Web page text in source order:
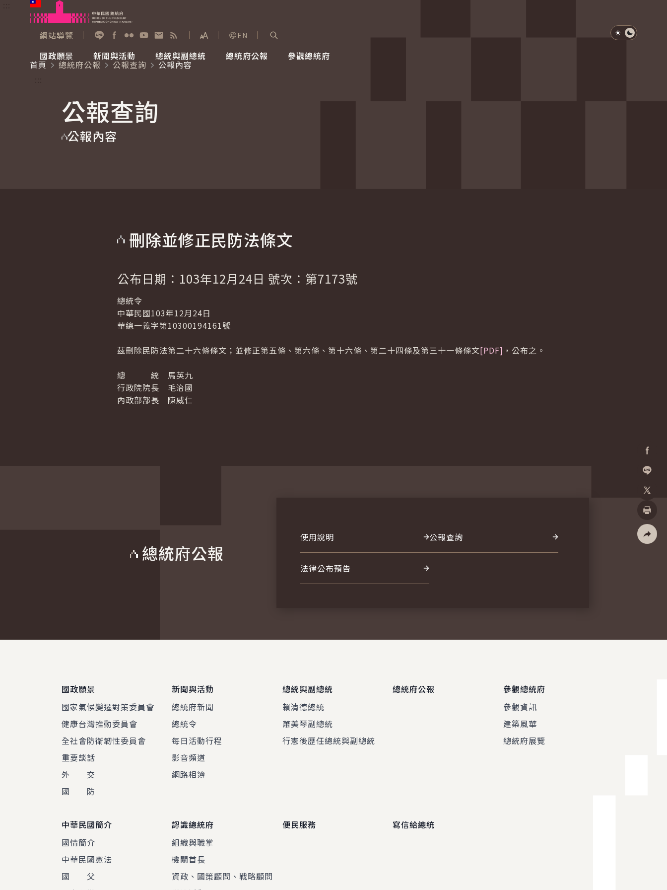
跳到主要內容
網站導覽
展開字級選單
EN
國政願景
國家氣候變遷對策委員會
重要談話
新聞與活動
總統府新聞
影音頻道
總統與副總統
賴清德總統
總統府公報 參觀總統府
淺色模式
深色模式
首頁
總統府公報 公報查詢
公報內容
公報查詢
公報內容
加入好
列印
刪除並修正民防法條文
公布日期：103年12月24日 號次：第7173號
總統令
中華民國103年12月24日
華總一義字第10300194161號
茲刪除民防法第二十六條條文；並修正第五條、第六條、第十六條、第二十四條及第三十一條條文[PDF] ，公布之。
總 統 馬英九
行政院院長 毛治國
內政部部長 陳威仁
總統府公報
使用說明 公報查詢
法律公布預告
國政願景
國家氣候變遷對策委員會
健康台灣推動委員會
全社會防衛韌性委員會
重要談話
外 交
國 防
新聞與活動
總統府新聞
總統令
每日活動行程
影音頻道
網路相簿
總統與副總統
賴清德總統
蕭美琴副總統
行憲後歷任總統與副總統
總統府公報
參觀總統府
參觀資訊
建築風華
總統府展覽
中華民國簡介
國情簡介
中華民國憲法
國 父
認識總統府
組織與職掌
機關首長
資政、國策顧問、戰略顧問
便民服務 寫信給總統